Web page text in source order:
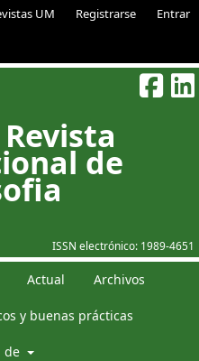
UM Registrarse Entrar
ISSN electrónico: 1989-4651
de
Actual Archivos
y buenas prácticas
de